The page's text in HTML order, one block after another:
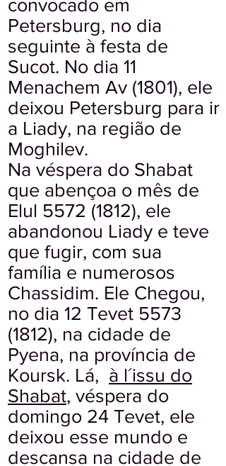
convocado em
Petersburg, no dia
seguinte à festa de
Sucot. No dia 11
Menachem Av (1801), ele
deixou Petersburg para ir
a Liady, na região de
Moghilev.
Na véspera do Shabat
que abençoa o mês de
Elul 5572 (1812), ele
abandonou Liady e teve
que fugir, com sua
família e numerosos
Chassidim. Ele Chegou,
no dia 12 Tevet 5573
(1812), na cidade de
Pyena, na província de
Koursk. Lá, à l´issu do
Shabat, véspera do
domingo 24 Tevet, ele
deixou esse mundo e
descansa na cidade de